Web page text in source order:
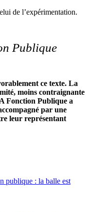
de l’expérimentation.
Publique
ce texte. La
moins contraignante
Fonction Publique a
par une
leur représentant